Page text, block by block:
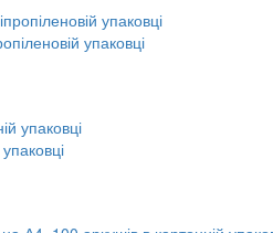
упаковці